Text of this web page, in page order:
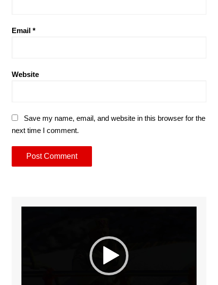
Email *
Website
Save my name, email, and website in this browser for the
next time I comment.